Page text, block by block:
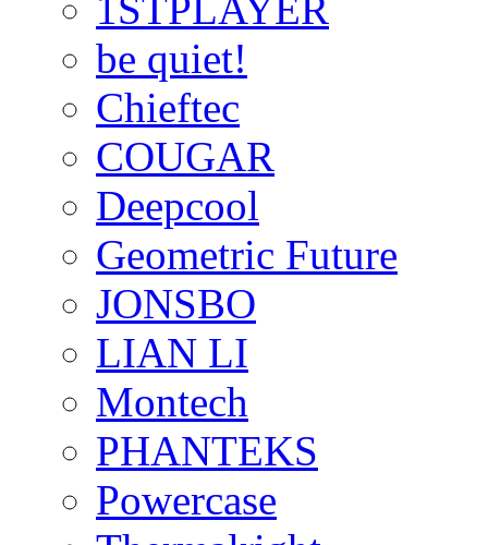
1STPLAYER
be quiet!
Chieftec
COUGAR
Deepcool
Geometric Future
JONSBO
LIAN LI
Montech
PHANTEKS
Powercase